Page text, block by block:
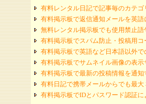
有料レンタル日記で記事毎のカテ
有料掲示板で返信通知メールを英
無料レンタル掲示板でも使用禁止
有料掲示板でスパム防止・投稿用
有料掲示板で英語など日本語以外
有料掲示板でサムネイル画像の表
有料掲示板で最新の投稿情報を通
有料日記で携帯メールからでも最
有料掲示板でIDとパスワード認証